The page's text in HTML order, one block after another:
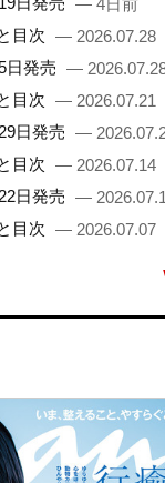
目次 — 2026.07.28
日発売 —
目次 — 2026.07.21
日発売 —
目次 — 2026.07.14
日発売 —
目次 — 2026.07.07